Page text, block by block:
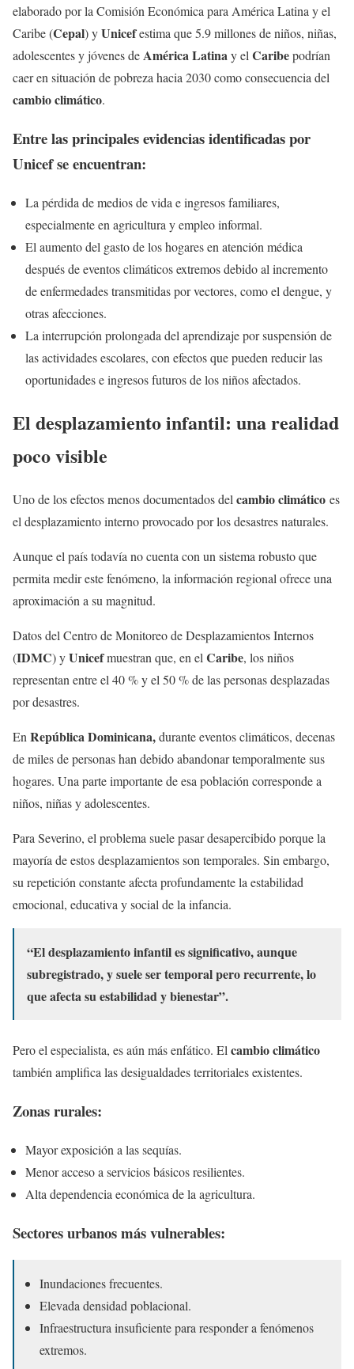
elaborado por la Comisión Económica para América Latina y el
Caribe (Cepal) yUnicefestima que 5.9 millones de niños, niñas,
adolescentes y jóvenes deAmérica Latinay el Caribepodrían
caer en situación de pobreza hacia 2030 como consecuencia del
cambio climático.
Entre las principales evidencias identificadas por
Unicefse encuentran:
La pérdida de medios de vida e ingresos familiares,
especialmente en agricultura y empleo informal.
El aumento del gasto de los hogares en atención médica
después de eventos climáticos extremos debido al incremento
de enfermedades transmitidas por vectores, como el dengue, y
otras afecciones.
La interrupción prolongada del aprendizaje por suspensión de
las actividades escolares, con efectos que pueden reducir las
oportunidades e ingresos futuros de los niños afectados.
El desplazamiento infantil: una realidad
poco visible
Uno de los efectos menos documentados delcambio climático es
el desplazamiento interno provocado por los desastres naturales.
Aunque el país todavíano cuenta con un sistema robusto que
permita medir este fenómeno, la información regional ofrece una
aproximación a su magnitud.
Datos del Centro de Monitoreo de Desplazamientos Internos
(IDMC) yUnicefmuestran que, en elCaribe, los niños
representan entre el 40 % y el 50 % de las personas desplazadas
por desastres.
EnRepública Dominicana,durante eventos climáticos, decenas
de miles de personas han debido abandonar temporalmente sus
hogares. Una parte importante de esa población corresponde a
niños, niñas y adolescentes.
Para Severino, el problema suele pasar desapercibido porque la
mayoría de estos desplazamientos son temporales. Sin embargo,
su repetición constante afecta profundamente la estabilidad
emocional, educativa y social de la infancia.
“El desplazamiento infantil es significativo, aunque
subregistrado, y suele ser temporal pero recurrente, lo
que afecta su estabilidad y bienestar”.
Pero el especialista, es aún más enfático. Elcambio climático
también amplifica las desigualdades territoriales existentes.
Zonas rurales:
Mayor exposición a las sequías.
Menor acceso a servicios básicos resilientes.
Alta dependencia económica de la agricultura.
Sectores urbanos más vulnerables:
Inundaciones frecuentes.
Elevada densidad poblacional.
Infraestructura insuficiente para responder a fenómenos
extremos.